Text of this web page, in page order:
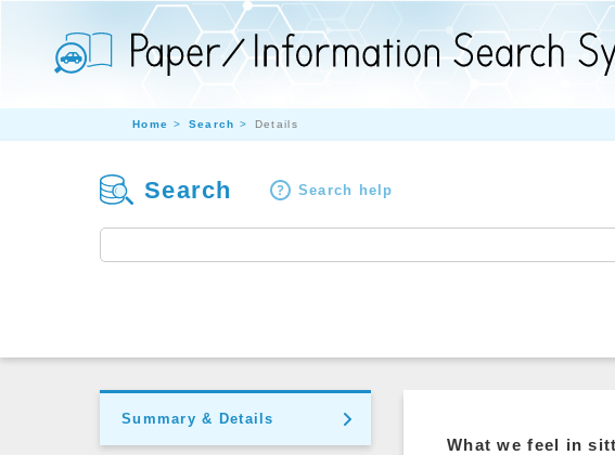
Home Search Details
Search Search help
Summary & Details
What we feel in